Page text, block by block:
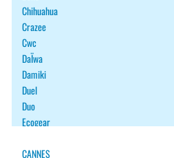
Chihuahua
Crazee
Cwc
DaÏwa
Damiki
Duel
Duo
Ecogear
Fish Arrow
CANNES